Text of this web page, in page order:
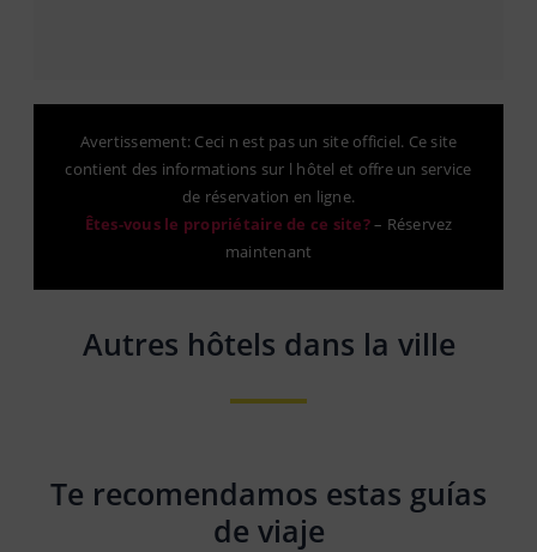
Avertissement: Ceci n est pas un site officiel. Ce site
contient des informations sur l hôtel et offre un service
de réservation en ligne.
Êtes-vous le propriétaire de ce site?– Réservez
maintenant
Autres hôtels dans la ville
Te recomendamos estas guías
de viaje